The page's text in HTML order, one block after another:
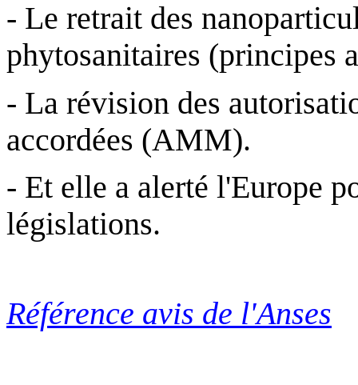
- Le retrait des
phytosanitaires (principes
- La révision des
accordées (AMM).
- Et elle a alerté l'Europe
législations.
Référence avis de l'Anses